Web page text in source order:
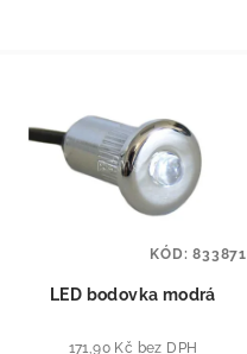
LED bodovka modrá
171,90 Kč bez DPH
KÓD:833871